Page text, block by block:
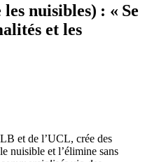
nuisibles) : « Se
et les
et de l’UCL, crée des
nuisible et l’élimine sans